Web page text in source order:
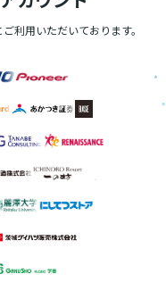
ご利用いただいております。